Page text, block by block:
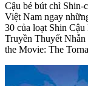
Cậu bé bút chì Shin-
Việt Nam ngay
30 của loạt Shin
Truyền Thuyết
the Movie: The